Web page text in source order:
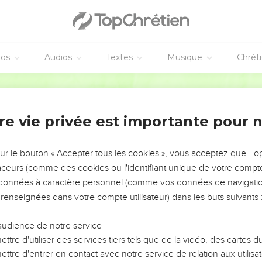
Audios Textes Musique
sa bénédiction introductive (1.3-14) dans laquelle Paul, en
du salut en Jésus-Christ. Ce « secret » (1.9), Dieu l’avait
l’apôtre est celui de l’unité et de la diversité de
(2.1 à 3.20), *Juifs et non-Juifs *sauvés, les uns comme
de dons (4.1-16) ;
(5.21 à 6.9).
émaillés de recommandations pratiques sur le
oppose, par un violent contraste, à celui de ceux qui ne
final décrit les armes du chrétien dont celui-ci devra
Paul seront-ils armés pour résister aux faux docteurs qui
vie privée est importante pour
le bouton « Accepter tous les cookies », vous acceptez que
(comme des cookies ou l'identifiant unique de votre
à caractère personnel (comme vos données de
dans votre compte utilisateur) dans les buts suivants :
de notre service
d'utiliser des services tiers tels que de la vidéo, des cartes
d'entrer en contact avec notre service de relation aux